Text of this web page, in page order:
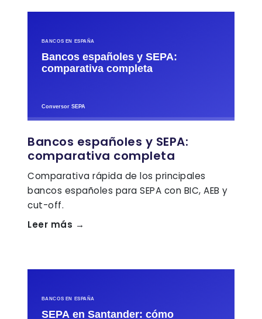
Bancos españoles y SEPA:
comparativa completa
Comparativa rápida de los principales
bancos españoles para SEPA con BIC, AEB y
cut-off.
Leer más →